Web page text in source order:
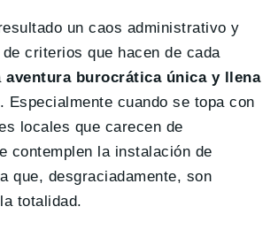
un caos administrativo y
criterios que hacen de cada
aventura burocrática única y llena
. Especialmente cuando se topa con
locales que carecen de
contemplen la instalación de
que, desgraciadamente, son
totalidad.